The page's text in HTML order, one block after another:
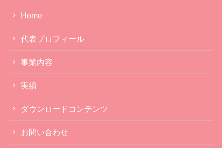
Home
代表プロフィール
事業内容
実績
ダウンロードコンテンツ
お問い合わせ